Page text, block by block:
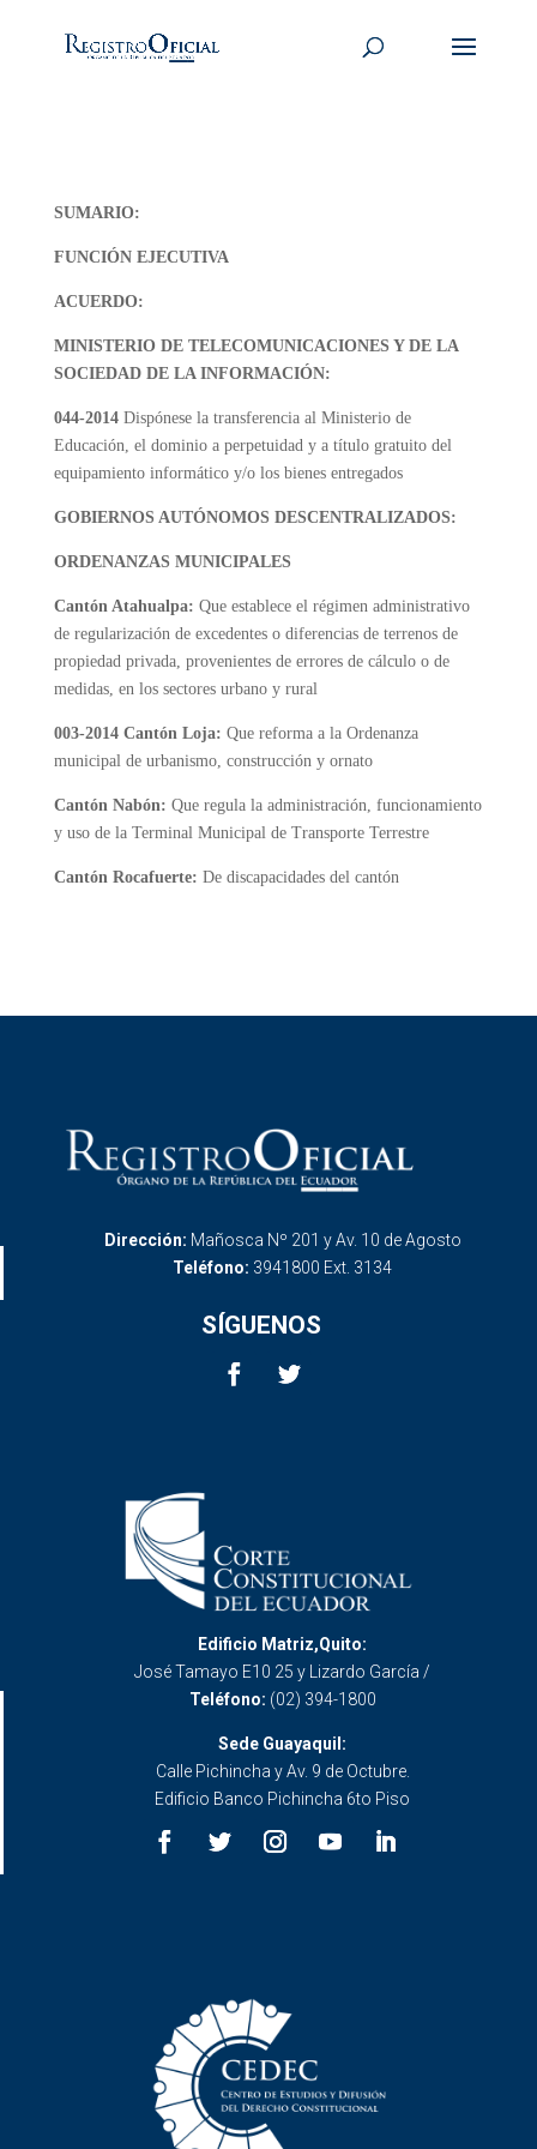
SUMARIO:
FUNCIÓN EJECUTIVA
ACUERDO:
MINISTERIO DE TELECOMUNICACIONES Y DE LA
SOCIEDAD DE LA INFORMACIÓN:
044-2014Dispónese la transferencia al Ministerio de
Educación, el dominio a perpetuidad y a título gratuito del
equipamiento informático y/o los bienes entregados
GOBIERNOS AUTÓNOMOS DESCENTRALIZADOS:
ORDENANZAS MUNICIPALES
Cantón Atahualpa: Que establece el régimen administrativo
de regularización de excedentes o diferencias de terrenos de
propiedad privada, provenientes de errores de cálculo o de
medidas, en los sectores urbano y rural
003-2014 Cantón Loja: Que reforma a la Ordenanza
municipal de urbanismo, construcción y ornato
Cantón Nabón: Que regula la administración, funcionamiento
y uso de la Terminal Municipal de Transporte Terrestre
Cantón Rocafuerte: De discapacidades del cantón
Dirección: Mañosca Nº 201 y Av. 10 de Agosto
Teléfono: 3941800 Ext. 3134
SÍGUENOS
Edificio Matriz,Quito:
José Tamayo E10 25 y Lizardo García /
Teléfono: (02) 394-1800
Sede Guayaquil:
Calle Pichincha y Av. 9 de Octubre.
Edificio Banco Pichincha 6to Piso